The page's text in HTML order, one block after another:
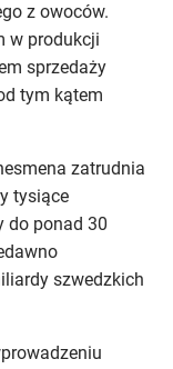
z owoców.
w produkcji
sprzedaży
tym kątem
zatrudnia
tysiące
do ponad 30
szwedzkich